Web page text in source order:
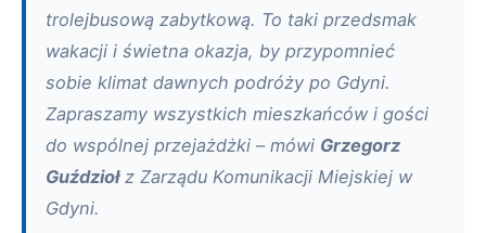
trolejbusową zabytkową. To taki przedsmak
wakacji i świetna okazja, by przypomnieć
sobie klimat dawnych podróży po Gdyni.
Zapraszamy wszystkich mieszkańców i gości
do wspólnej przejażdżki – mówi Grzegorz
Guździołz Zarządu Komunikacji Miejskiej w
Gdyni.